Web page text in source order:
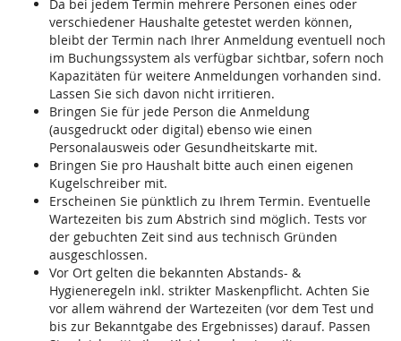
Da bei jedem Termin mehrere Personen eines oder
verschiedener Haushalte getestet werden können,
bleibt der Termin nach Ihrer Anmeldung eventuell noch
im Buchungssystem als verfügbar sichtbar, sofern noch
Kapazitäten für weitere Anmeldungen vorhanden sind.
Lassen Sie sich davon nicht irritieren.
Bringen Sie für jede Person die Anmeldung
(ausgedruckt oder digital) ebenso wie einen
Personalausweis oder Gesundheitskarte mit.
Bringen Sie pro Haushalt bitte auch einen eigenen
Kugelschreiber mit.
Erscheinen Sie pünktlich zu Ihrem Termin. Eventuelle
Wartezeiten bis zum Abstrich sind möglich. Tests vor
der gebuchten Zeit sind aus technisch Gründen
ausgeschlossen.
Vor Ort gelten die bekannten Abstands- &
Hygieneregeln inkl. strikter Maskenpflicht. Achten Sie
vor allem während der Wartezeiten (vor dem Test und
bis zur Bekanntgabe des Ergebnisses) darauf. Passen